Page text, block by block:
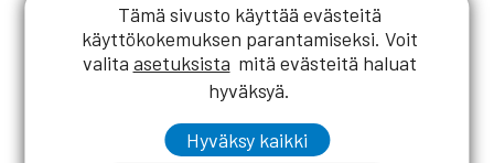
Tämä sivusto käyttää evästeitä
käyttökokemuksen parantamiseksi. Voit
valita asetuksista mitä evästeitä haluat
hyväksyä.
Hyväksy kaikki